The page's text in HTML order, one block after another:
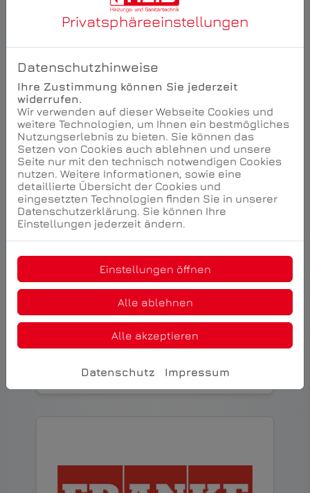
Flamco
Privatsphäre­einstellungen
Datenschutzhinweise
Ihre Zustimmung können Sie jederzeit
widerrufen.
Wir verwenden auf dieser Webseite Cookies und
weitere Technologien, um Ihnen ein bestmögliches
Nutzungserlebnis zu bieten. Sie können das
Setzen von Cookies auch ablehnen und unsere
Seite nur mit den technisch notwendigen Cookies
nutzen. Weitere Informationen, sowie eine
detaillierte Übersicht der Cookies und
eingesetzten Technologien finden Sie in unserer
Datenschutzerklärung. Sie können Ihre
Einstellungen jederzeit ändern.
Einstellungen öffnen
Alle ablehnen
Alle akzeptieren
Datenschutz Impressum